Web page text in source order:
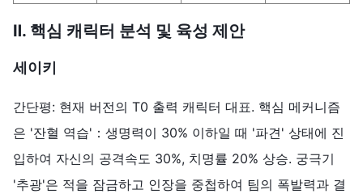
Ⅱ. 핵심 캐릭터 분석 및 육성 제안
세이키
간단평: 현재 버전의 T0 출력 캐릭터 대표. 핵심 메커니즘
은 '잔혈 역습'：생명력이 30% 이하일 때 '파견' 상태에 진
입하여 자신의 공격속도 30%, 치명률 20% 상승. 궁극기
'추광'은 적을 잠금하고 인장을 중첩하여 팀의 폭발력과 결